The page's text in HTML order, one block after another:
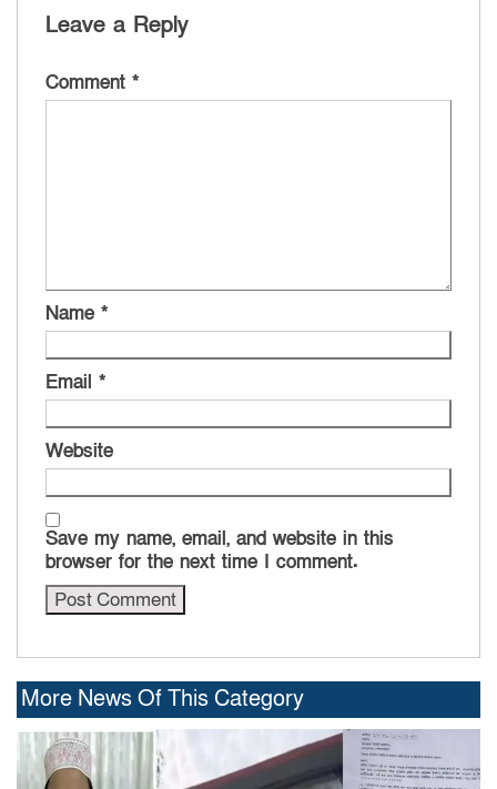
Leave a Reply
Comment *
Name *
Email *
Website
Save my name, email, and website in this
browser for the next time I comment.
More News Of This Category